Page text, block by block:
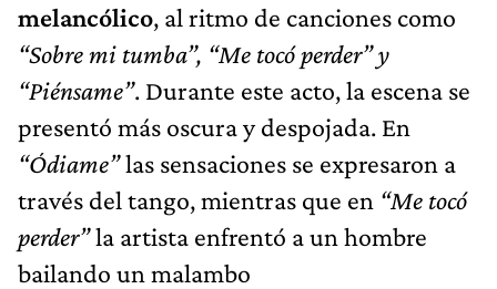
melancólico, al ritmo de canciones como
“Sobre mi tumba”, “Me tocó perder” y
“Piénsame”. Durante este acto, la escena se
presentó más oscura y despojada. En
“Ódiame”las sensaciones se expresaron a
través del tango, mientras que en “Me tocó
perder”la artista enfrentó a un hombre
bailando un malambo